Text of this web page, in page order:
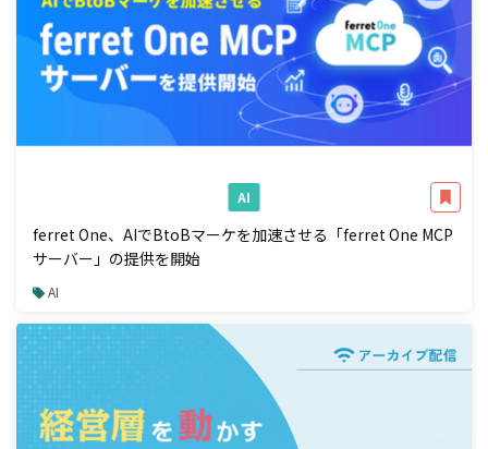
AI
ferret One、AIでBtoBマーケを加速させる「ferret One MCP
サーバー」の提供を開始
AI